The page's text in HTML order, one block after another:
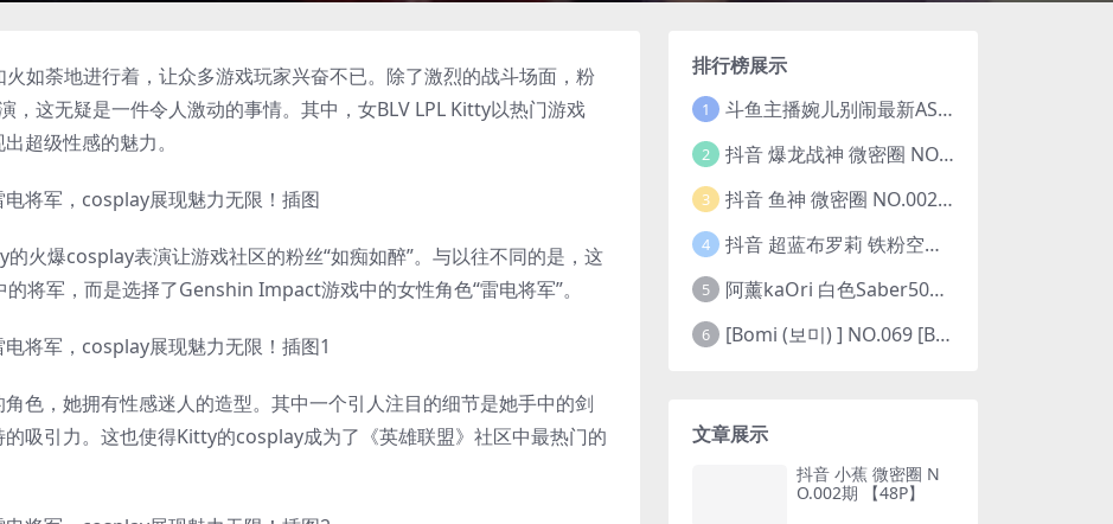
如荼地进行着，让众多游戏玩家兴奋不已。除了激烈的战斗场面，粉
，这无疑是一件令人激动的事情。其中，女BLV LPL Kitty以热门游戏
超级性感的魅力。
的火爆cosplay表演让游戏社区的粉丝“如痴如醉”。与以往不同的是，这
的将军，而是选择了Genshin Impact游戏中的女性角色“雷电将军”。
色，她拥有性感迷人的造型。其中一个引人注目的细节是她手中的剑
吸引力。这也使得Kitty的cosplay成为了《英雄联盟》社区中最热门的
排行榜展示
1 斗鱼主播婉儿别闹最新ASMR钻石办卡火箭开箱视频+音频合集-47个资源打包下载 [39V-10.1GB]
2 抖音 爆龙战神 微密圈 NO.006期 【5P13V】最新至：2023.6.7(暴龙神和战龙皇)
3 抖音 鱼神 微密圈 NO.002期 【44P】(抖音鱼神微密猫)
4 抖音 超蓝布罗莉 铁粉空间 NO.002期 【45P5V】(抖音超蓝布罗利是真的吗)
5 阿薰kaOri 白色Saber50图(阿熏的歌)
6 [Bomi (보미) ] NO.069 [Bimilstory] Vol.19 See-through lingerie
文章展示
抖音 小蕉 微密圈 N
O.002期 【48P】